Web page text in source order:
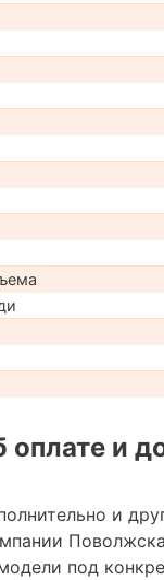
и
и
под